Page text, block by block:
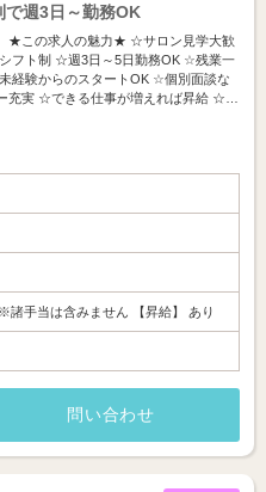
で週3日～勤務OK
★この求人の魅力★ ☆サロン見学大歓
フト制 ☆週3日～5日勤務OK ☆残業一
経験からのスタートOK ☆個別面談な
充実 ☆できる仕事が増えれば昇給 ☆…
諸手当は含みません 【昇給】 あり
問い合わせ